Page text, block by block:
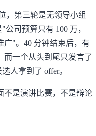
，第三轮是无领导小组
司预算只有 100 万，
广"。40 分钟结束后，有
而一个从头到尾只发言了
人拿到了 offer。
不是演讲比赛，不是辩论